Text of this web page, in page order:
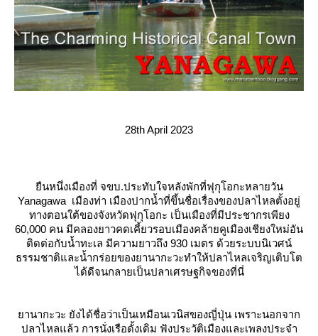
28th April 2023
ืนหนึ่งเมืองที่ จขบ.ประทับใจหลังพักที่ฟุกุโอกะหลายวัน
Yanagawa เมืองท่า เมืองปากน้ำที่ขึ้นชื่อเรื่องของปลาไหลตั้งอยู่
ทางตอนใต้ของจังหวัดฟุกุโอกะ เป็นเมืองที่มีประชากรเพียง
60,000 คน มีคลองยาวคดเคี้ยวรอบเมืองคล้ายคูเมืองเชียงใหม่อัน
ติดต่อกับน้ำทะเล มีความยาวถึง 930 เมตร ด้วยระบบนิเวศน์
ธรรมชาติและน้ำกร่อยของยานากะวะทำให้ปลาไหลเจริญเติบโต
ได้ดีจนกลายเป็นปลาเศรษฐกิจของที่นี่
านากะวะ ยังได้ชื่อว่าเป็นเหมือนเวนิสของญี่ปุ่น เพราะนอกจาก
ปลาไหลแล้ว การนั่งเรือดั้งเดิม ฟังประวัติเมืองและเพลงประจำ